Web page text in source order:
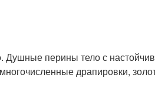
Душные перины тело с
драпировки,